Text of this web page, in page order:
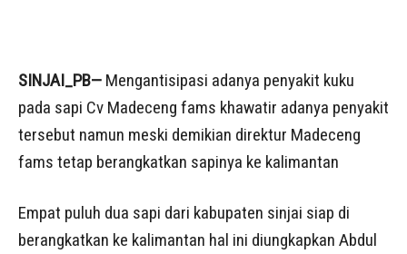
SINJAI_PB— Mengantisipasi adanya penyakit kuku
pada sapi Cv Madeceng fams khawatir adanya penyakit
tersebut namun meski demikian direktur Madeceng
fams tetap berangkatkan sapinya ke kalimantan
Empat puluh dua sapi dari kabupaten sinjai siap di
berangkatkan ke kalimantan hal ini diungkapkan Abdul